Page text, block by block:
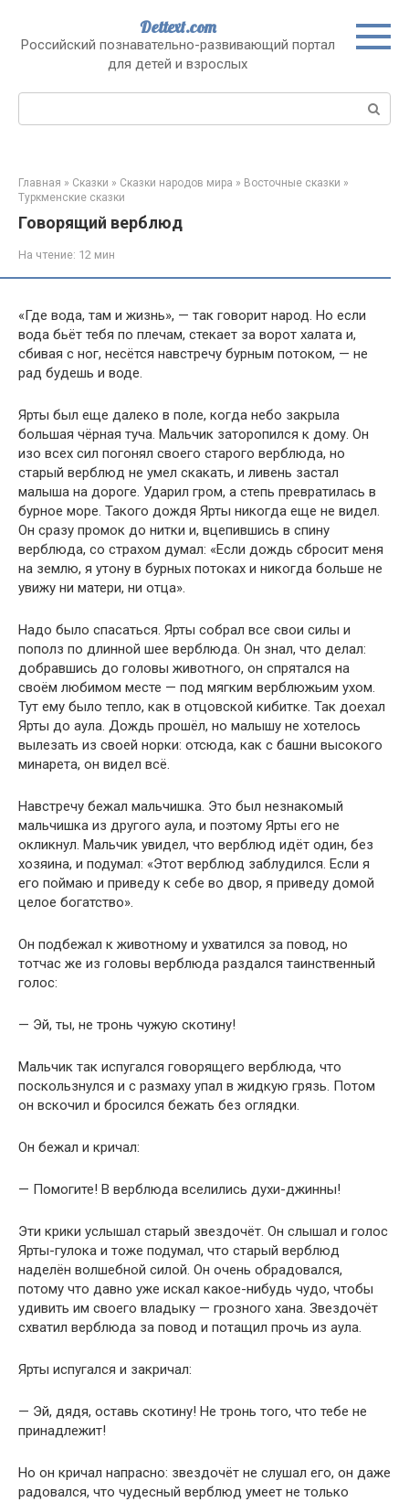
контенту
Dettext.com
Российский познавательно-развивающий портал
для детей и взрослых
Поиск:
Главная » Сказки » Сказки народов мира » Восточные сказки »
Туркменские сказки
Говорящий верблюд
На чтение: 12 мин
«Где вода, там и жизнь», — так говорит народ. Но если
вода бьёт тебя по плечам, стекает за ворот халата и,
сбивая с ног, несётся навстречу бурным потоком, — не
рад будешь и воде.
Ярты был еще далеко в поле, когда небо закрыла
большая чёрная туча. Мальчик заторопился к дому. Он
изо всех сил погонял своего старого верблюда, но
старый верблюд не умел скакать, и ливень застал
малыша на дороге. Ударил гром, а степь превратилась в
бурное море. Такого дождя Ярты никогда еще не видел.
Он сразу промок до нитки и, вцепившись в спину
верблюда, со страхом думал: «Если дождь сбросит меня
на землю, я утону в бурных потоках и никогда больше не
увижу ни матери, ни отца».
Надо было спасаться. Ярты собрал все свои силы и
пополз по длинной шее верблюда. Он знал, что делал:
добравшись до головы животного, он спрятался на
своём любимом месте — под мягким верблюжьим ухом.
Тут ему было тепло, как в отцовской кибитке. Так доехал
Ярты до аула. Дождь прошёл, но малышу не хотелось
вылезать из своей норки: отсюда, как с башни высокого
минарета, он видел всё.
Навстречу бежал мальчишка. Это был незнакомый
мальчишка из другого аула, и поэтому Ярты его не
окликнул. Мальчик увидел, что верблюд идёт один, без
хозяина, и подумал: «Этот верблюд заблудился. Если я
его поймаю и приведу к себе во двор, я приведу домой
целое богатство».
Он подбежал к животному и ухватился за повод, но
тотчас же из головы верблюда раздался таинственный
голос:
— Эй, ты, не тронь чужую скотину!
Мальчик так испугался говорящего верблюда, что
поскользнулся и с размаху упал в жидкую грязь. Потом
он вскочил и бросился бежать без оглядки.
Он бежал и кричал:
— Помогите! В верблюда вселились духи-джинны!
Эти крики услышал старый звездочёт. Он слышал и голос
Ярты-гулока и тоже подумал, что старый верблюд
наделён волшебной силой. Он очень обрадовался,
потому что давно уже искал какое-нибудь чудо, чтобы
удивить им своего владыку — грозного хана. Звездочёт
схватил верблюда за повод и потащил прочь из аула.
Ярты испугался и закричал:
— Эй, дядя, оставь скотину! Не тронь того, что тебе не
принадлежит!
Но он кричал напрасно: звездочёт не слушал его, он даже
радовался, что чудесный верблюд умеет не только